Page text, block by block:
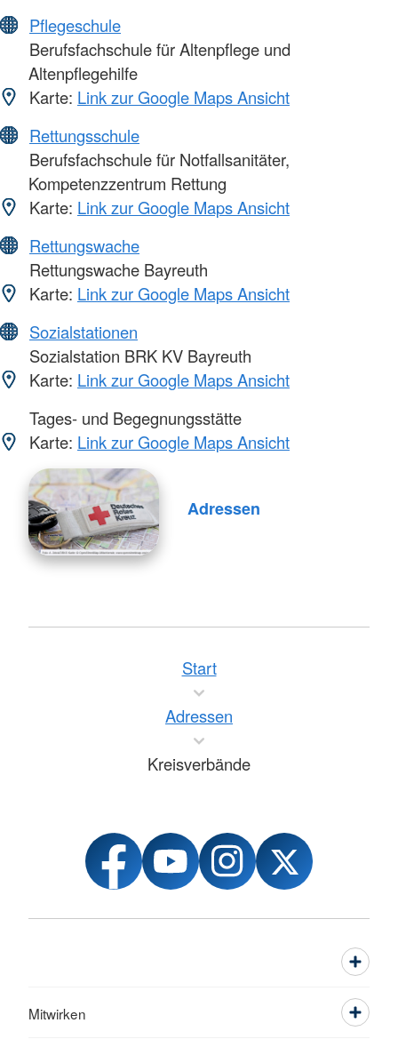
Pflegeschule
Berufsfachschule für Altenpflege und
Altenpflegehilfe
Karte: Link zur Google Maps Ansicht
Rettungsschule
Berufsfachschule für Notfallsanitäter,
Kompetenzzentrum Rettung
Karte: Link zur Google Maps Ansicht
Rettungswache
Rettungswache Bayreuth
Karte: Link zur Google Maps Ansicht
Sozialstationen
Sozialstation BRK KV Bayreuth
Karte: Link zur Google Maps Ansicht
Tages- und Begegnungsstätte
Karte: Link zur Google Maps Ansicht
Adressen
Start
Adressen
Kreisverbände
Mitwirken